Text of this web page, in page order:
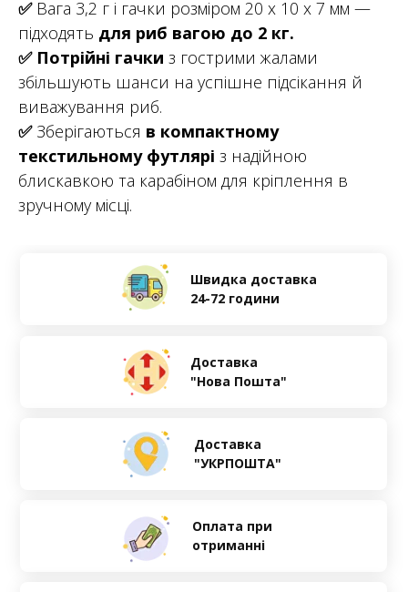
✅Вага 3,2 г і гачки розміром 20 х 10 х 7 мм —
підходять для риб вагою до 2 кг.
✅ Потрійні гачки з гострими жалами
збільшують шанси на успішне підсікання й
виважування риб.
✅Зберігаються в компактному
текстильному футлярі з надійною
блискавкою та карабіном для кріплення в
зручному місці.
Оплата при
отриманні
Швидка доставка
24-72 години
Доставка
"Нова Пошта"
Доставка
"УКРПОШТА"